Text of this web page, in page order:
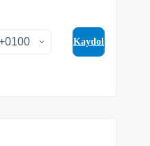
Kaydol